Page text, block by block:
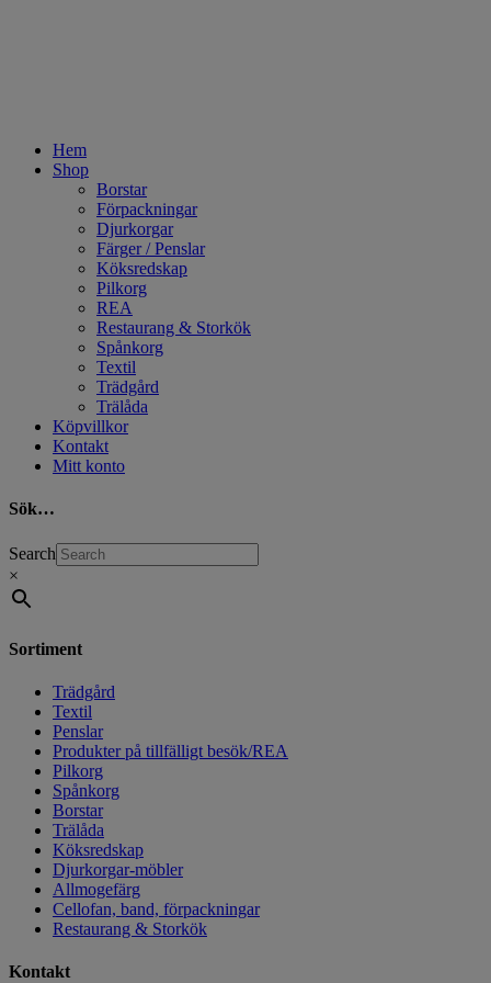
Hem
Shop
Borstar
Förpackningar
Djurkorgar
Färger / Penslar
Köksredskap
Pilkorg
REA
Restaurang & Storkök
Spånkorg
Textil
Trädgård
Trälåda
Köpvillkor
Kontakt
Mitt konto
Sök…
Search
×
Sortiment
Trädgård
Textil
Penslar
Produkter på tillfälligt besök/REA
Pilkorg
Spånkorg
Borstar
Trälåda
Köksredskap
Djurkorgar-möbler
Allmogefärg
Cellofan, band, förpackningar
Restaurang & Storkök
Kontakt